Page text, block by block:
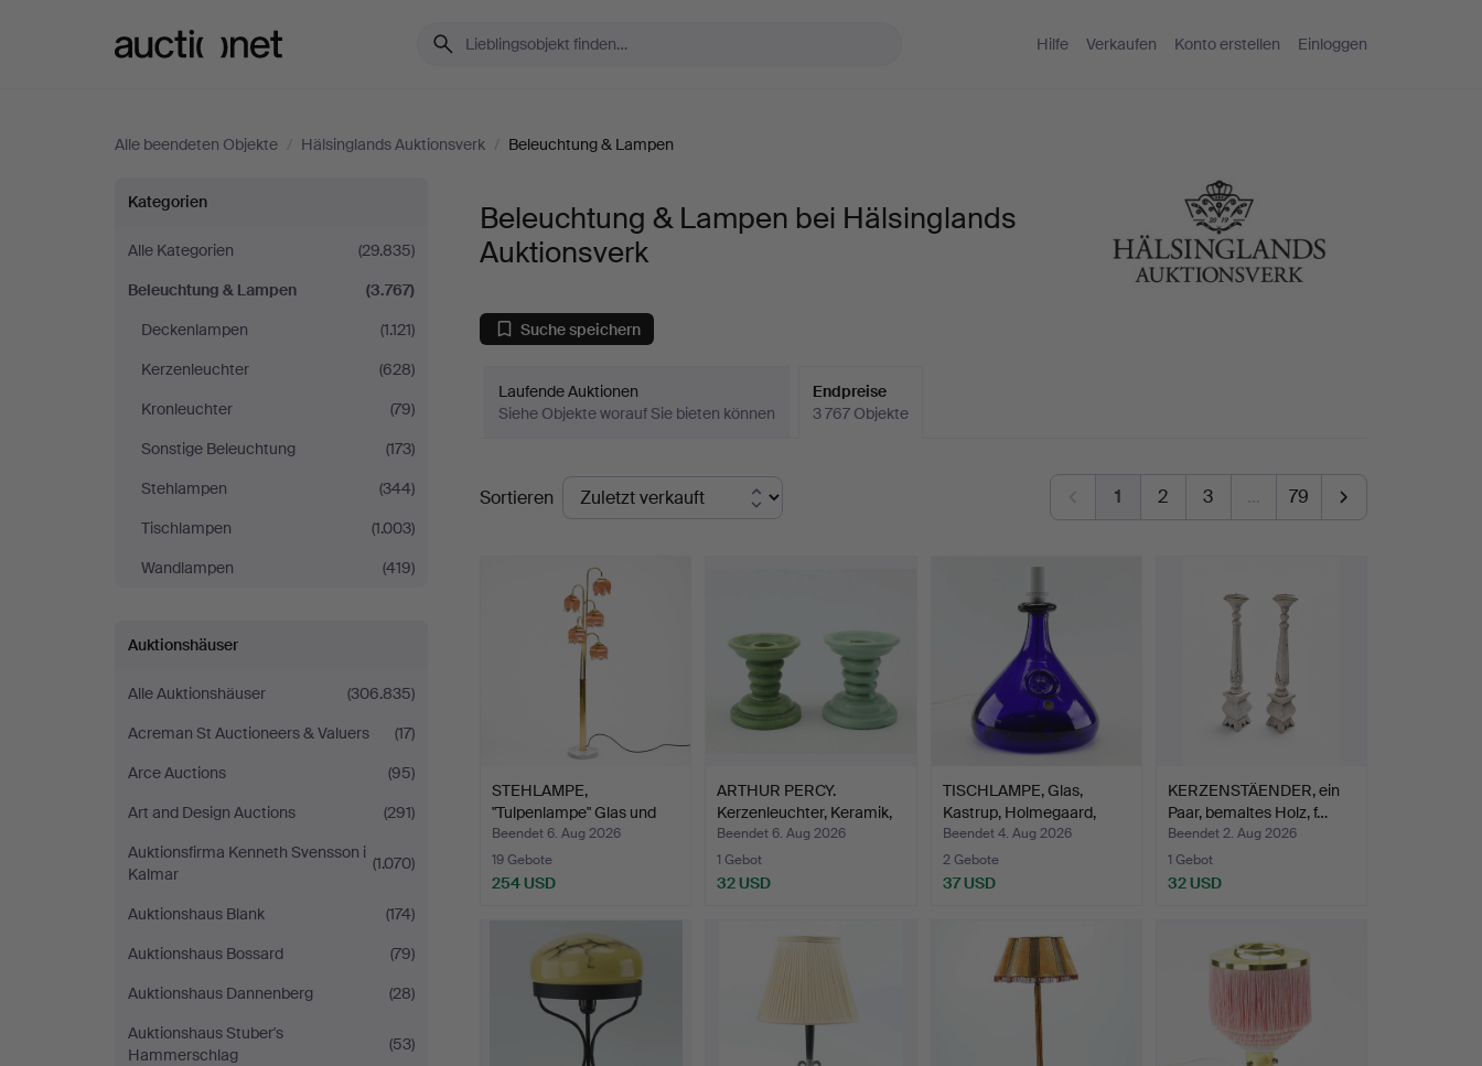
Hilfe Verkaufen Konto erstellen Einloggen
Alle beendeten Objekte / Hälsinglands Auktionsverk / Beleuchtung & Lampen
Beleuchtung
&
Lampen
bei
Hälsinglands
Auktionsverk
Kategorien
Alle Kategorien
(29.835)
Beleuchtung & Lampen
(3.767)
Deckenlampen
(1.121)
Kerzenleuchter
(628)
Kronleuchter
(79)
Sonstige Beleuchtung
(173)
Stehlampen
(344)
Tischlampen
(1.003)
Wandlampen
(419)
Auktionshäuser
Alle Auktionshäuser
(306.835)
Acreman St Auctioneers & Valuers
(17)
Arce Auctions
(95)
Art and Design Auctions
(291)
Auktionsfirma Kenneth Svensson i
Kalmar
(1.070)
Auktionshaus Blank
(174)
Auktionshaus Bossard
(79)
Auktionshaus Dannenberg
(28)
Auktionshaus Stuber's
Hammerschlag
(53)
Beleuchtung & Lampen bei Hälsinglands
Auktionsverk
Suche speichern
Laufende Auktionen
Siehe Objekte worauf Sie bieten können
Endpreise
3 767 Objekte
Endpreise
Sortieren 1 2 3 … 79
STEHLAMPE,
"Tulpenlampe" Glas und
Messing,…
Beendet 6. Aug 2026
19 Gebote
254 USD
ARTHUR PERCY.
Kerzenleuchter, Keramik,
ein…
Beendet 6. Aug 2026
1 Gebot
32 USD
TISCHLAMPE, Glas,
Kastrup, Holmegaard,
Dän…
Beendet 4. Aug 2026
2 Gebote
37 USD
KERZENSTÄENDER, ein
Paar, bemaltes Holz, f…
Beendet 2. Aug 2026
1 Gebot
32 USD